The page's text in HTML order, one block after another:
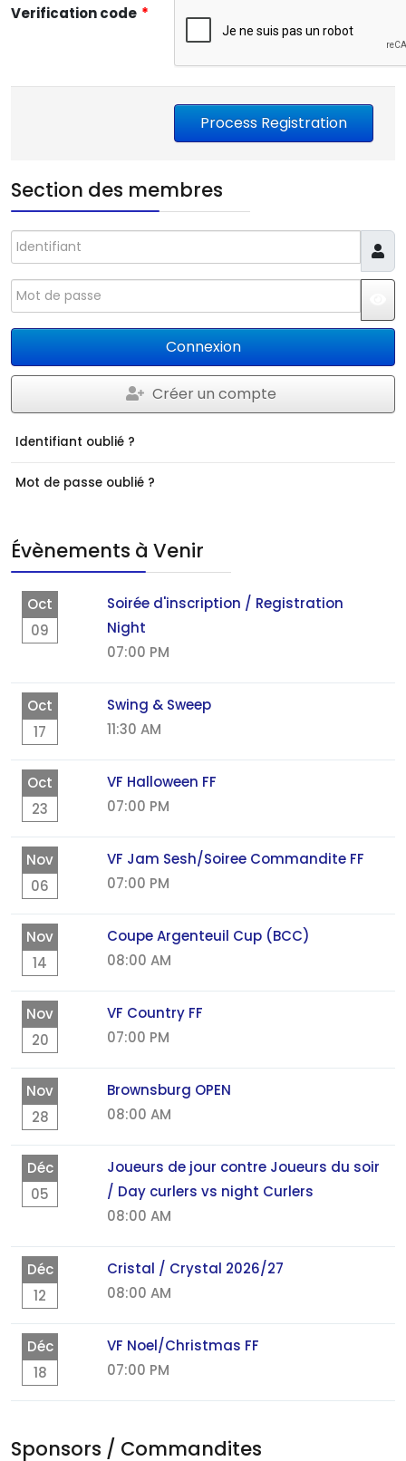
Verification code *
Section des membres
Identifiant
Mot de passe
Connexion
Créer un compte
Identifiant oublié ?
Mot de passe oublié ?
Évènements à Venir
Oct
09
Soirée d'inscription / Registration
Night
07:00 PM
Oct
17
Swing & Sweep
11:30 AM
Oct
23
VF Halloween FF
07:00 PM
Nov
06
VF Jam Sesh/Soiree Commandite FF
07:00 PM
Nov
14
Coupe Argenteuil Cup (BCC)
08:00 AM
Nov
20
VF Country FF
07:00 PM
Nov
28
Brownsburg OPEN
08:00 AM
Déc
05
Joueurs de jour contre Joueurs du soir
/ Day curlers vs night Curlers
08:00 AM
Déc
12
Cristal / Crystal 2026/27
08:00 AM
Déc
18
VF Noel/Christmas FF
07:00 PM
Sponsors / Commandites